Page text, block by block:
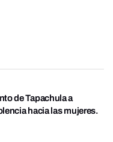
de Tapachula a
hacia las mujeres.